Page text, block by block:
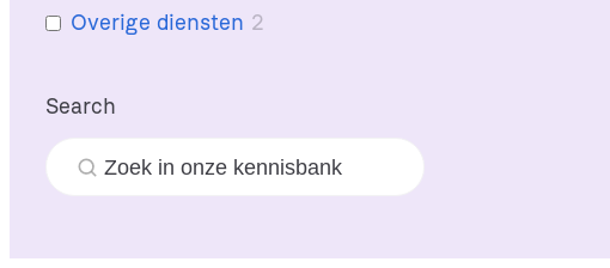
Overige diensten 2
Search
Z
o
k